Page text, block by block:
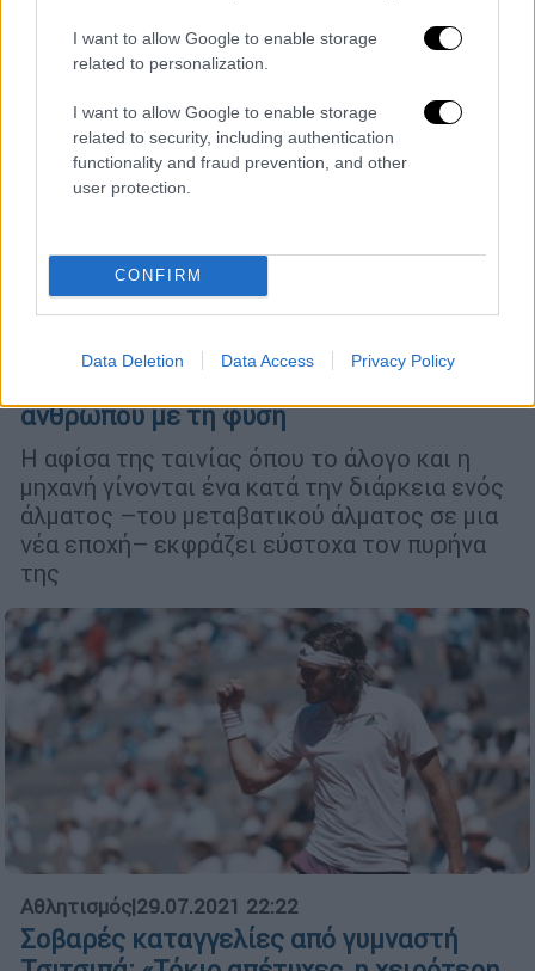
I want to allow Google to enable storage
related to personalization.
I want to allow Google to enable storage
related to security, including authentication
functionality and fraud prevention, and other
user protection.
CONFIRM
Data Deletion Data Access Privacy Policy
Σινεμά|29.07.2021 22:24
ανθρώπου με τη φύση
Η αφίσα της ταινίας όπου το άλογο και η
μηχανή γίνονται ένα κατά την διάρκεια ενός
άλματος –του μεταβατικού άλματος σε μια
νέα εποχή– εκφράζει εύστοχα τον πυρήνα
της
Αθλητισμός|29.07.2021 22:22
Σοβαρές καταγγελίες από γυμναστή